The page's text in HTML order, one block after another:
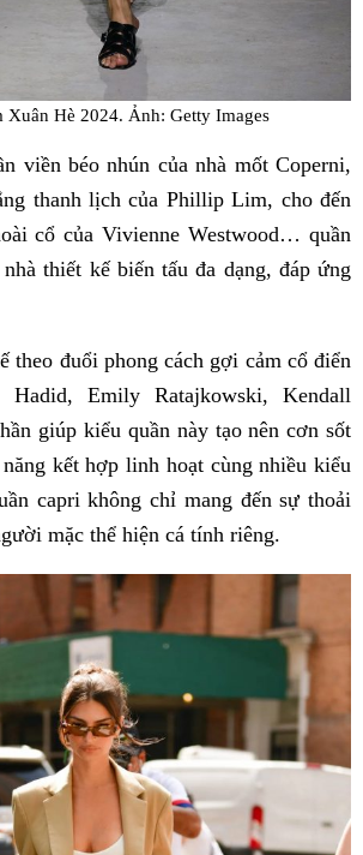
Hè 2024. Ảnh: Getty Images
viền béo nhún của nhà mốt Coperni,
thanh lịch của Phillip Lim, cho đến
cổ của Vivienne Westwood… quần
thiết kế biến tấu đa dạng, đáp ứng
theo đuổi phong cách gợi cảm cổ điển
Emily Ratajkowski, Kendall
giúp kiểu quần này tạo nên cơn sốt
kết hợp linh hoạt cùng nhiều kiểu
capri không chỉ mang đến sự thoải
mặc thể hiện cá tính riêng.